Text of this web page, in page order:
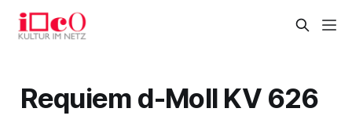
Requiem d-Moll KV 626